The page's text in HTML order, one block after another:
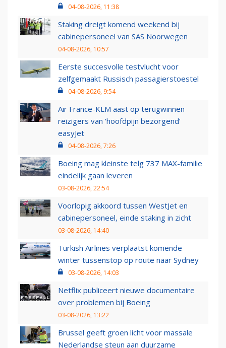
04-08-2026, 11:38
Staking dreigt komend weekend bij
cabinepersoneel van SAS Noorwegen
04-08-2026, 10:57
Eerste succesvolle testvlucht voor
zelfgemaakt Russisch passagierstoestel
04-08-2026, 9:54
Air France-KLM aast op terugwinnen
reizigers van ‘hoofdpijn bezorgend’
easyJet
04-08-2026, 7:26
Boeing mag kleinste telg 737 MAX-familie
eindelijk gaan leveren
03-08-2026, 22:54
Voorlopig akkoord tussen WestJet en
cabinepersoneel, einde staking in zicht
03-08-2026, 14:40
Turkish Airlines verplaatst komende
winter tussenstop op route naar Sydney
03-08-2026, 14:03
Netflix publiceert nieuwe documentaire
over problemen bij Boeing
03-08-2026, 13:22
Brussel geeft groen licht voor massale
Nederlandse steun aan duurzame